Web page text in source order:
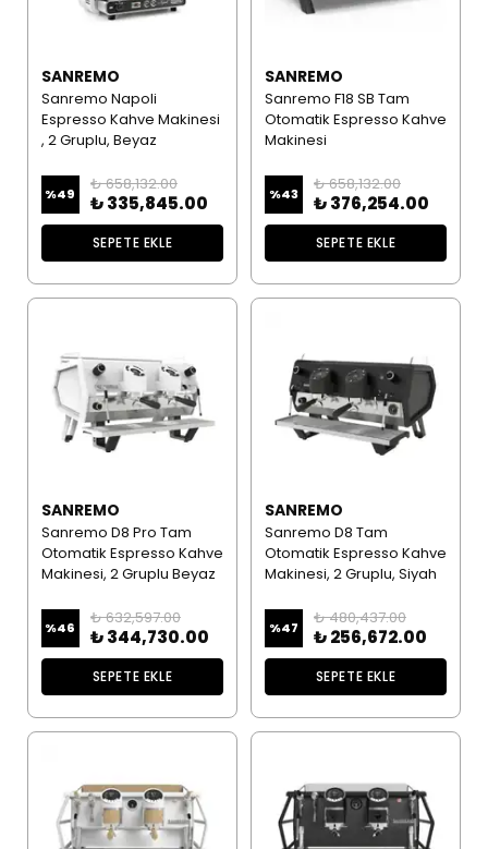
SANREMO
Sanremo Napoli
Espresso Kahve Makinesi
, 2 Gruplu, Beyaz
%49
₺ 658,132.00
₺ 335,845.00
SEPETE EKLE
SANREMO
Sanremo F18 SB Tam
Otomatik Espresso Kahve
Makinesi
%43
₺ 658,132.00
₺ 376,254.00
SEPETE EKLE
SANREMO
Sanremo D8 Pro Tam
Otomatik Espresso Kahve
Makinesi, 2 Gruplu Beyaz
%46
₺ 632,597.00
₺ 344,730.00
SEPETE EKLE
SANREMO
Sanremo D8 Tam
Otomatik Espresso Kahve
Makinesi, 2 Gruplu, Siyah
%47
₺ 480,437.00
₺ 256,672.00
SEPETE EKLE